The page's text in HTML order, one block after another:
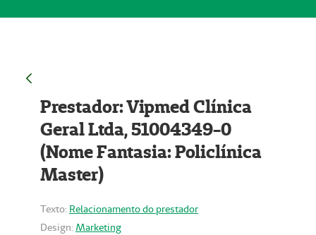
Prestador: Vipmed Clínica
Geral Ltda, 51004349-0
(Nome Fantasia: Policlínica
Master)
Texto: Relacionamento do prestador
Design: Marketing